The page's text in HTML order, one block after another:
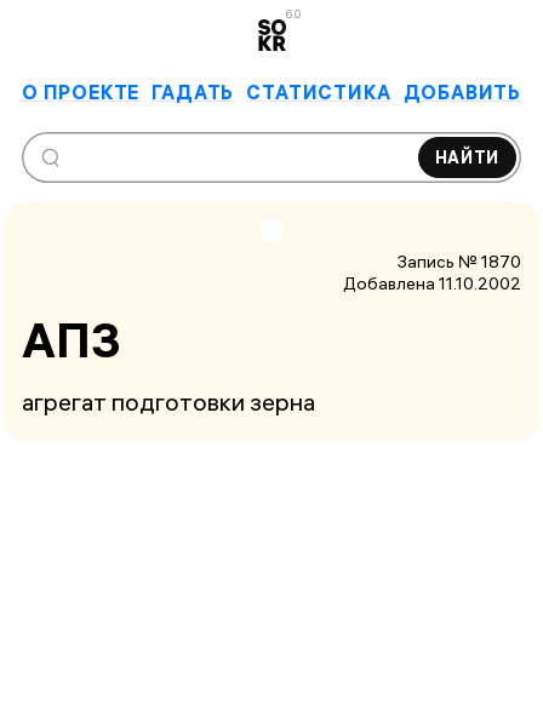
6.0
О ПРОЕКТЕ ГАДАТЬ СТАТИСТИКА ДОБАВИТЬ
НАЙТИ
Запись № 1870
Добавлена 11.10.2002
АПЗ
агрегат подготовки зерна